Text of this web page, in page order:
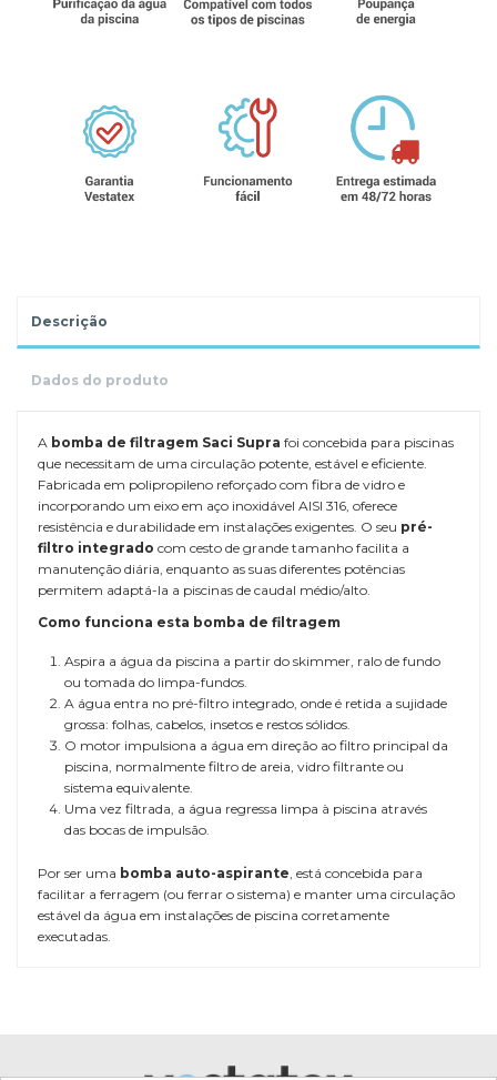
Descrição
Dados do produto
A bomba de filtragem Saci Supra foi concebida para piscinas
que necessitam de uma circulação potente, estável e eficiente.
Fabricada em polipropileno reforçado com fibra de vidro e
incorporando um eixo em aço inoxidável AISI 316, oferece
resistência e durabilidade em instalações exigentes. O seu pré-
filtro integrado com cesto de grande tamanho facilita a
manutenção diária, enquanto as suas diferentes potências
permitem adaptá-la a piscinas de caudal médio/alto.
Como funciona esta bomba de filtragem
Aspira a água da piscina a partir do skimmer, ralo de fundo
ou tomada do limpa-fundos.
A água entra no pré-filtro integrado, onde é retida a sujidade
grossa: folhas, cabelos, insetos e restos sólidos.
O motor impulsiona a água em direção ao filtro principal da
piscina, normalmente filtro de areia, vidro filtrante ou
sistema equivalente.
Uma vez filtrada, a água regressa limpa à piscina através
das bocas de impulsão.
Por ser uma bomba auto-aspirante , está concebida para
facilitar a ferragem (ou ferrar o sistema) e manter uma circulação
estável da água em instalações de piscina corretamente
executadas.
TIPO DE BOMBA FILTRAÇÃO
Bomba autoaspirante para